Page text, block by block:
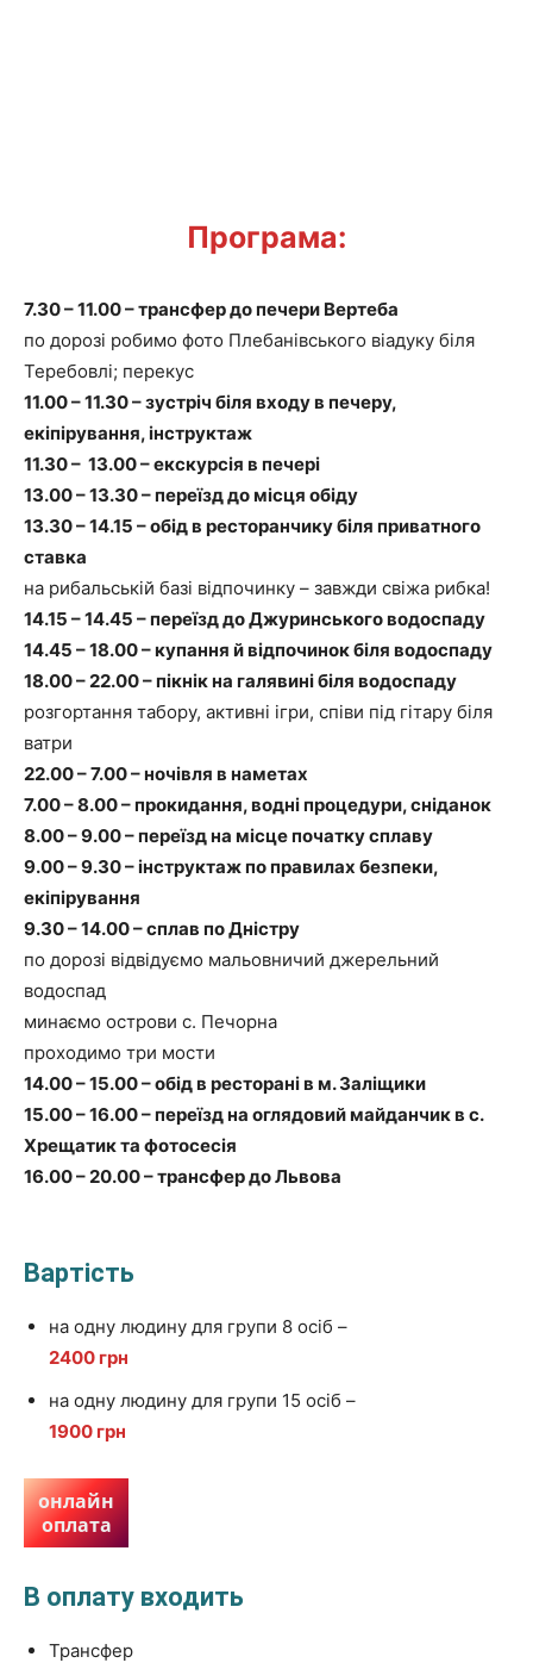
Програма:
7.30 – 11.00 – трансфер до печери Вертеба
по дорозі робимо фото Плебанівського віадуку біля
Теребовлі; перекус
11.00 – 11.30 – зустріч біля входу в печеру,
екіпірування, інструктаж
11.30– 13.00–екскурсія в печері
13.00 – 13.30 – переїзд до місця обіду
13.30 – 14.15 – обід в ресторанчику біля приватного
ставка
на рибальській базі відпочинку – завжди свіжа рибка!
14.15 – 14.45 –переїзд до Джуринського водоспаду
14.45 – 18.00 – купання й відпочинок біля водоспаду
18.00– 22.00 – пікнік на галявині біля водоспаду
розгортання табору, активні ігри, співи під гітару біля
ватри
22.00–7.00 – ночівля в наметах
7.00 – 8.00 – прокидання, водні процедури, сніданок
8.00 – 9.00 – переїзд на місце початку сплаву
9.00 – 9.30 – інструктаж по правилах безпеки,
екіпірування
9.30–14.00 – сплав по Дністру
по дорозі відвідуємо мальовничий джерельний
водоспад
минаємо острови с. Печорна
проходимо три мости
14.00 – 15.00 – обід в ресторані в м. Заліщики
15.00 – 16.00 – переїзд на оглядовий майданчик в с.
Хрещатик та фотосесія
16.00 – 20.00 – трансфер до Львова
Вартість
на одну людину для групи 8 осіб –
2400 грн
на одну людину для групи 15 осіб –
1900 грн
онлайн
оплата
В оплату входить
Трансфер